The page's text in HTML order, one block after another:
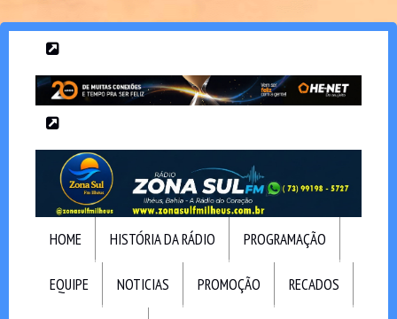
HOME HISTÓRIA DA RÁDIO PROGRAMAÇÃO
EQUIPE NOTICIAS PROMOÇÃO RECADOS